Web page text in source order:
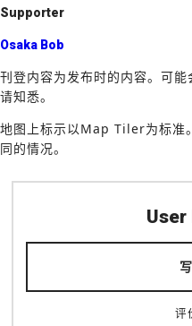
Supporter
Osaka Bob
刊登内容为发布时的内容。可
请知悉。
地图上标示以Map Tiler为标准
同的情况。
User
评